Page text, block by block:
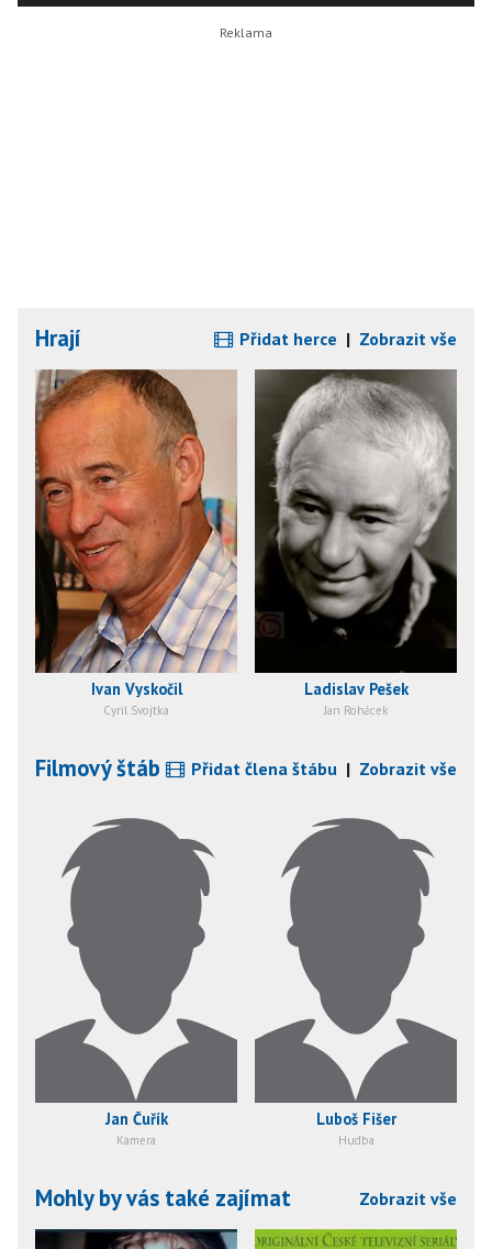
Hrají Přidat herce | Zobrazit vše
Ivan Vyskočil
Cyril Svojtka
Ladislav Pešek
Jan Rohácek
Filmový štáb Přidat člena štábu | Zobrazit vše
Jan Čuřík
Kamera
Luboš Fišer
Hudba
Mohly by vás také zajímat Zobrazit vše